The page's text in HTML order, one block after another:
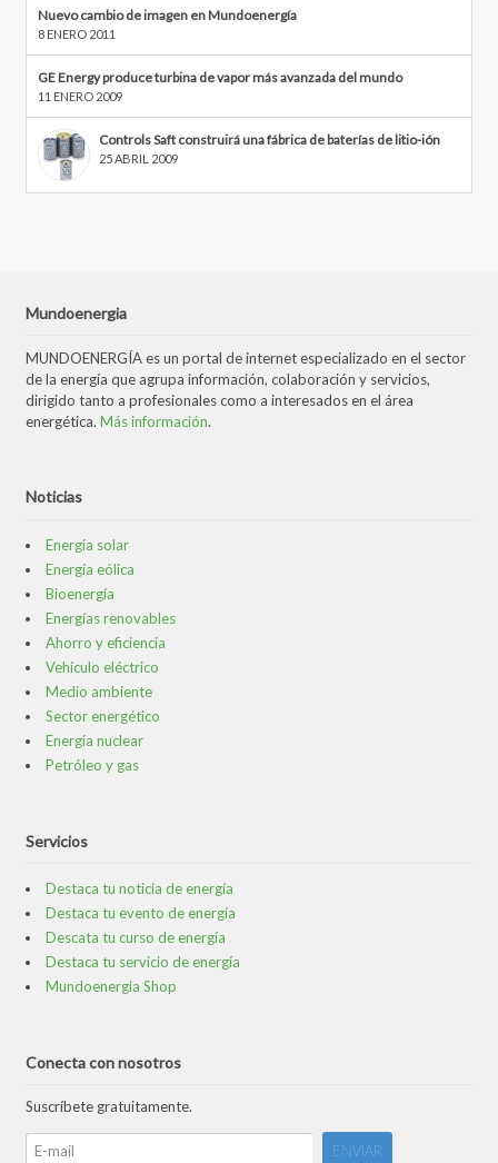
Nuevo cambio de imagen en Mundoenergía
8 ENERO 2011
GE Energy produce turbina de vapor más avanzada del mundo
11 ENERO 2009
Controls Saft construirá una fábrica de baterías de litio-ión
25 ABRIL 2009
Mundoenergia
MUNDOENERGÍA es un portal de internet especializado en el sector
de la energía que agrupa información, colaboración y servicios,
dirigido tanto a profesionales como a interesados en el área
energética. Más información.
Noticias
Energía solar
Energía eólica
Bioenergía
Energías renovables
Ahorro y eficiencia
Vehículo eléctrico
Medio ambiente
Sector energético
Energía nuclear
Petróleo y gas
Servicios
Destaca tu noticia de energía
Destaca tu evento de energía
Descata tu curso de energía
Destaca tu servicio de energía
Mundoenergia Shop
Conecta con nosotros
Suscríbete gratuitamente.